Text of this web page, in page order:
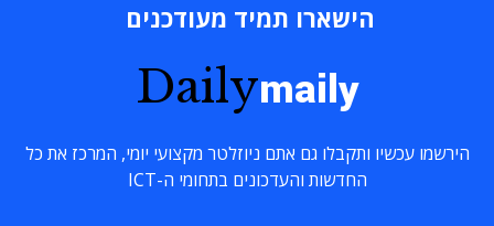
הישארו תמיד מעודכנים
Dailymaily
הירשמו עכשיו ותקבלו גם אתם ניוזלטר מקצועי יומי, המרכז את כל
החדשות והעדכונים בתחומי ה-ICT